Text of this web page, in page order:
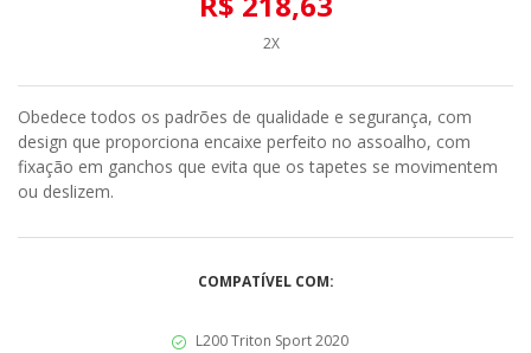
2X
Obedece todos os padrões de qualidade e segurança, com
design que proporciona encaixe perfeito no assoalho, com
fixação em ganchos que evita que os tapetes se movimentem
ou deslizem.
COMPATÍVEL COM:
L200 Triton Sport 2020